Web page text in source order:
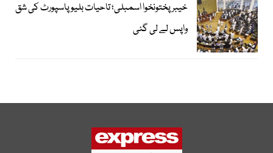
خیبرپختونخوا اسمبلی؛ تاحیات بلیو پاسپورٹ کی شق
واپس لے لی گئی